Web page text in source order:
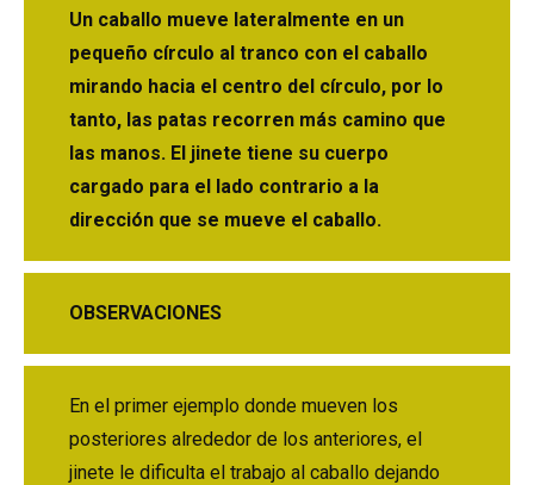
Un caballo mueve lateralmente en un
pequeño círculo al tranco con el caballo
mirando hacia el centro del círculo, por lo
tanto, las patas recorren más camino que
las manos. El jinete tiene su cuerpo
cargado para el lado contrario a la
dirección que se mueve el caballo.
OBSERVACIONES
En el primer ejemplo donde mueven los
posteriores alrededor de los anteriores, el
jinete le dificulta el trabajo al caballo dejando